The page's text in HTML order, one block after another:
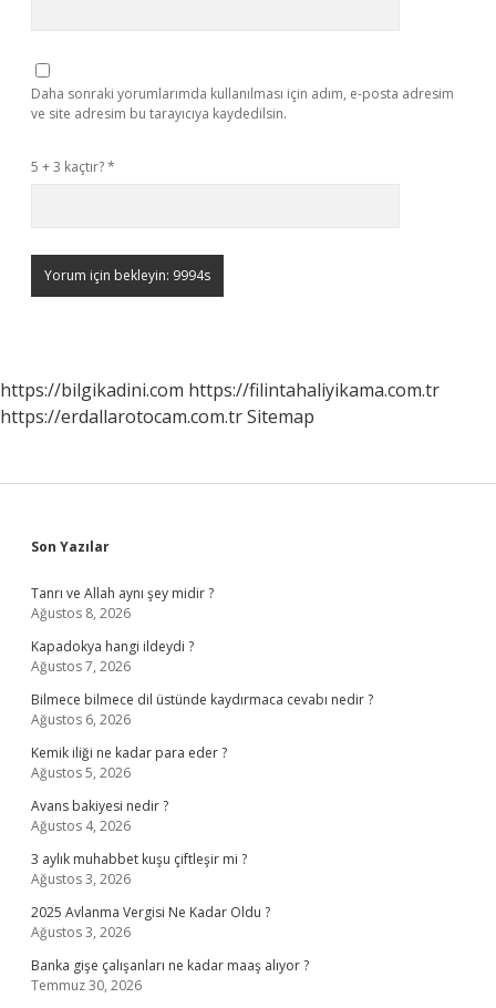
Daha sonraki yorumlarımda kullanılması için adım, e-posta adresim
ve site adresim bu tarayıcıya kaydedilsin.
5 + 3 kaçtır?*
https://bilgikadini.com https://filintahaliyikama.com.tr
https://erdallarotocam.com.trSitemap
Sidebar
Son Yazılar
Tanrı ve Allah aynı şey midir ?
Ağustos 8, 2026
Kapadokya hangi ildeydi ?
Ağustos 7, 2026
Bilmece bilmece dil üstünde kaydırmaca cevabı nedir ?
Ağustos 6, 2026
Kemik iliği ne kadar para eder ?
Ağustos 5, 2026
Avans bakiyesi nedir ?
Ağustos 4, 2026
3 aylık muhabbet kuşu çiftleşir mi ?
Ağustos 3, 2026
2025 Avlanma Vergisi Ne Kadar Oldu ?
Ağustos 3, 2026
Banka gişe çalışanları ne kadar maaş alıyor ?
Temmuz 30, 2026